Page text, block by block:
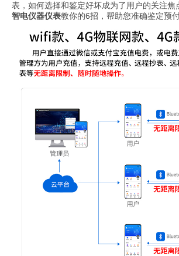
表，如何选择和鉴定好坏成为了用户的关注焦
智电仪器仪表教你的6招，帮助您准确鉴定预